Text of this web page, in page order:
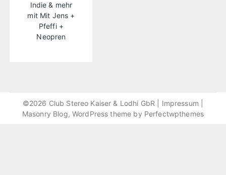
Indie & mehr
mit Mit Jens +
Pfeffi +
Neopren
©2026 Club Stereo Kaiser & Lodhi GbR | Impressum
Masonry Blog, WordPress theme by Perfectwpthemes